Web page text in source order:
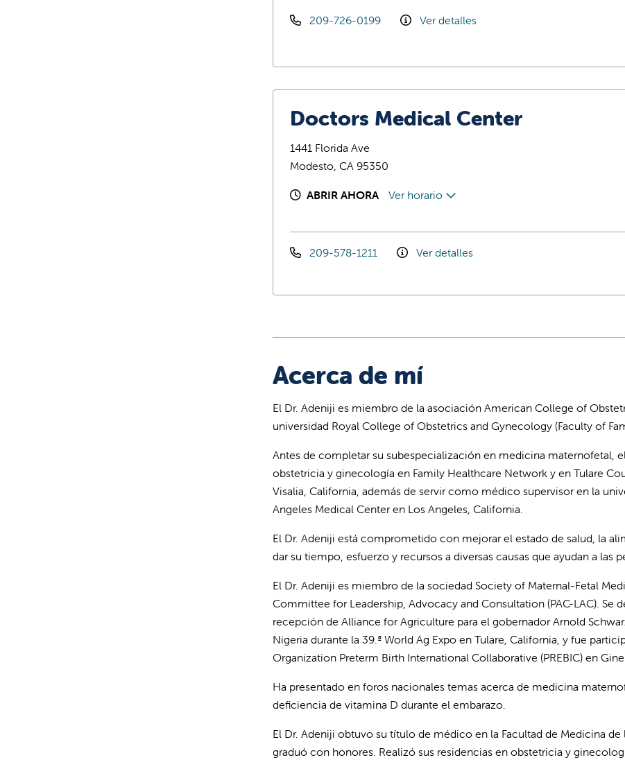
209-726-0199 Ver detalles
Doctors Medical Center
1441 Florida Ave
Modesto, CA 95350
ABRIR AHORA Ver horario
209-578-1211 Ver detalles
Acerca de mí
El Dr. Adeniji es miembro de la asociación American College of
universidad Royal College of Obstetrics and Gynecology (Faculty of
Antes de completar su subespecialización en medicina maternofetal,
obstetricia y ginecología en Family Healthcare Network y en Tulare
Visalia, California, además de servir como médico supervisor en la
Angeles Medical Center en Los Angeles, California.
El Dr. Adeniji está comprometido con mejorar el estado de salud, la
dar su tiempo, esfuerzo y recursos a diversas causas que ayudan a las
El Dr. Adeniji es miembro de la sociedad Society of Maternal-Fetal
Committee for Leadership, Advocacy and Consultation (PAC-LAC).
recepción de Alliance for Agriculture para el gobernador Arnold
Nigeria durante la 39.ª World Ag Expo en Tulare, California, y fue
Organization Preterm Birth International Collaborative (PREBIC) en
Ha presentado en foros nacionales temas acerca de medicina
deficiencia de vitamina D durante el embarazo.
El Dr. Adeniji obtuvo su título de médico en la Facultad de Medicina
graduó con honores. Realizó sus residencias en obstetricia y